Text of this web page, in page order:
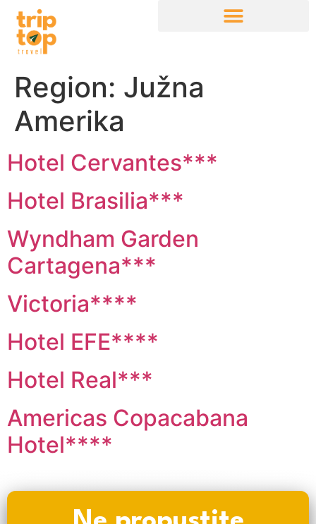
Region: Južna
Amerika
Hotel Cervantes***
Hotel Brasilia***
Wyndham Garden
Cartagena***
Victoria****
Hotel EFE****
Hotel Real***
Americas Copacabana
Hotel****